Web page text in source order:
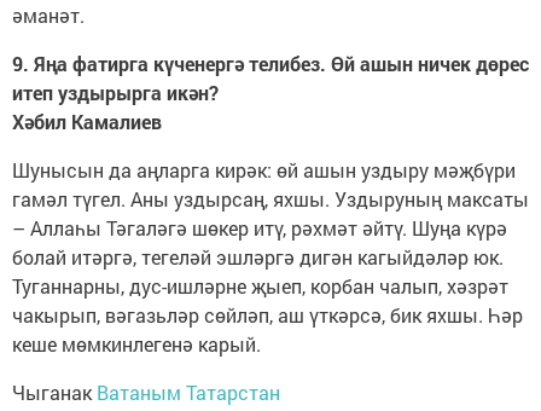
әманәт.
9. Яңа фатирга күченергә телибез. Өй ашын ничек дөрес
итеп уздырырга икән?
Хәбил Камалиев
Шунысын да аңларга кирәк: өй ашын уздыру мәҗбүри
гамәл түгел. Аны уздырсаң, яхшы. Уздыруның максаты
– Аллаһы Тәгаләгә шөкер итү, рәхмәт әйтү. Шуңа күрә
болай итәргә, тегеләй эшләргә дигән кагыйдәләр юк.
Туганнарны, дус-ишләрне җыеп, корбан чалып, хәзрәт
чакырып, вәгазьләр сөйләп, аш үткәрсә, бик яхшы. Һәр
кеше мөмкинлегенә карый.
Чыганак Ватаным Татарстан